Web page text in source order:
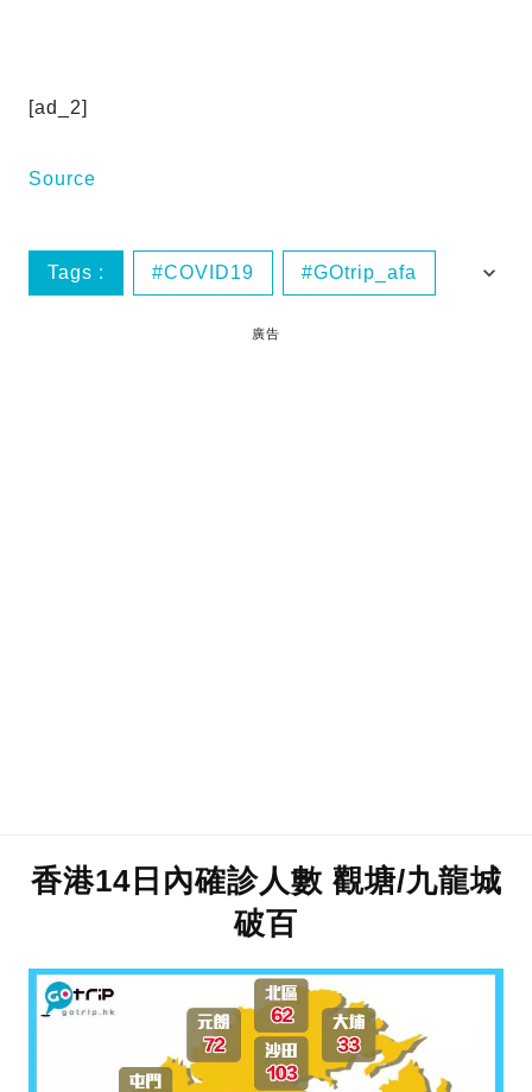
[ad_2]
Source
Tags : COVID19 GOtrip_afa
GOtrip話題
廣告
香港14日內確診人數 觀塘/九龍城
破百